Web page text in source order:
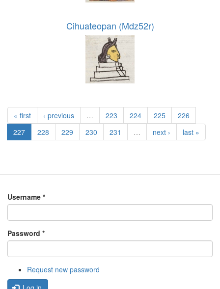
Cihuateopan (Mdz52r)
« first ‹ previous … 223 224 225
226
227
228 229 230 231 … next › last »
Username *
Password *
Request new password